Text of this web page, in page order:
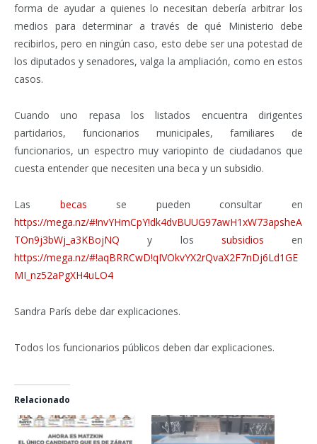
forma de ayudar a quienes lo necesitan debería arbitrar los
medios para determinar a través de qué Ministerio debe
recibirlos, pero en ningún caso, esto debe ser una potestad de
los diputados y senadores, valga la ampliación, como en estos
casos.
Cuando uno repasa los listados encuentra dirigentes
partidarios, funcionarios municipales, familiares de
funcionarios, un espectro muy variopinto de ciudadanos que
cuesta entender que necesiten una beca y un subsidio.
Las becas se pueden consultar en
https://mega.nz/#!nvYHmCpY!dk4dvBUUG97awH1xW73apsheA
TOn9j3bWj_a3KBojNQ y los subsidios en
https://mega.nz/#!aqBRRCwD!qIVOkvYX2rQvaX2F7nDj6Ld1GE
MI_nz52aPgXH4uLO4
Sandra París debe dar explicaciones.
Todos los funcionarios públicos deben dar explicaciones.
Relacionado